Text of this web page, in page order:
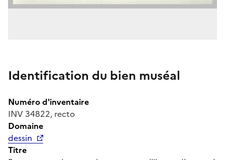
Identification du bien muséal
Numéro d'inventaire
INV 34822, recto
Domaine
dessin
Titre